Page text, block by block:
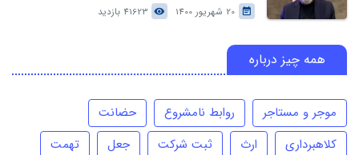
20 شهریور 1400 41623 بازدید
همه چیز درباره
موجر و مستاجر روابط نامشروع
حضانت
کلاهبرداری
ارث ثبت شرکت جعل
تهمت